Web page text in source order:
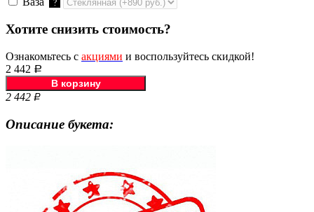
?
Хотите снизить стоимость?
Ознакомьтесь с акциями и воспользуйтесь скидкой!
2 442 Р
2 442 Р
Описание букета: